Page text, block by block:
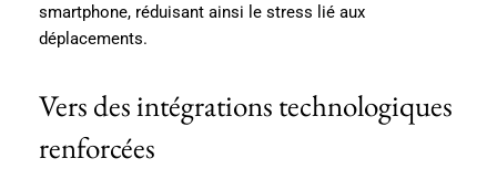
smartphone, réduisant ainsi le stress lié aux
déplacements.
Vers des intégrations technologiques
renforcées